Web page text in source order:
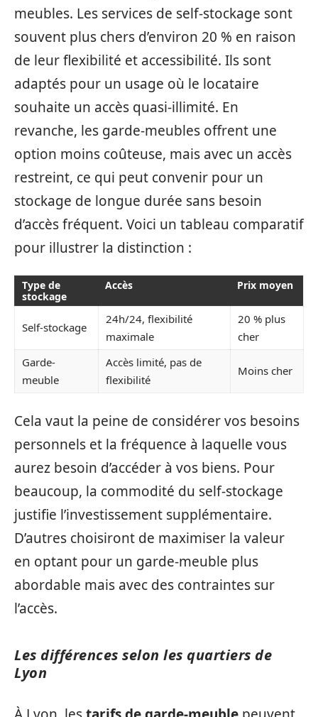
meubles. Les services de self-stockage sont
souvent plus chers d’environ 20 % en raison
de leur flexibilité et accessibilité. Ils sont
adaptés pour un usage où le locataire
souhaite un accès quasi-illimité. En
revanche, les garde-meubles offrent une
option moins coûteuse, mais avec un accès
restreint, ce qui peut convenir pour un
stockage de longue durée sans besoin
d’accès fréquent. Voici un tableau comparatif
pour illustrer la distinction :
Type de
stockage
Accès Prix moyen
Self-stockage
24h/24, flexibilité
maximale
20 % plus
cher
Garde-
meuble
Accès limité, pas de
flexibilité
Moins cher
Cela vaut la peine de considérer vos besoins
personnels et la fréquence à laquelle vous
aurez besoin d’accéder à vos biens. Pour
beaucoup, la commodité du self-stockage
justifie l’investissement supplémentaire.
D’autres choisiront de maximiser la valeur
en optant pour un garde-meuble plus
abordable mais avec des contraintes sur
l’accès.
Les différences selon les quartiers de
Lyon